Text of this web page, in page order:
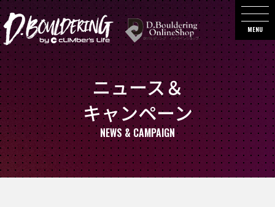
MENU
ニュース＆
キャンペーン
NEWS & CAMPAIGN